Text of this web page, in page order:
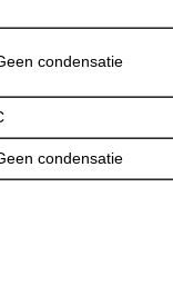
condensatie
condensatie